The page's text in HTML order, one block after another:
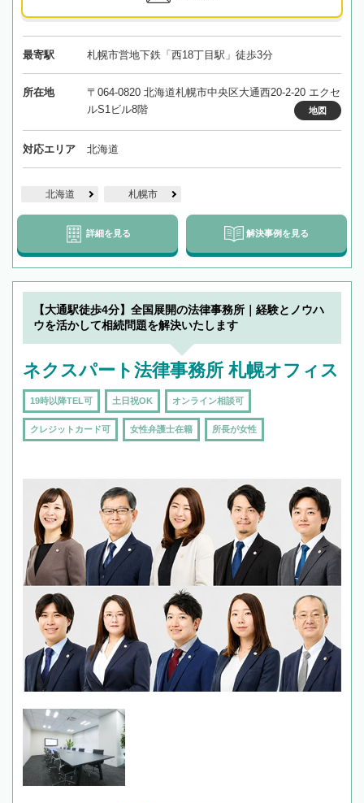
最寄駅 札幌市営地下鉄「西18丁目駅」徒歩3分
所在地
〒064-0820 北海道札幌市中央区大通西20-2-20 エクセ
ルS1ビル8階
地図
対応エリア 北海道
北海道 札幌市
詳細を見る 解決事例を見る
【大通駅徒歩4分】全国展開の法律事務所｜経験とノウハ
ウを活かして相続問題を解決いたします
ネクスパート法律事務所 札幌オフィス
19時以降TEL可 土日祝OK オンライン相談可
クレジットカード可 女性弁護士在籍 所長が女性